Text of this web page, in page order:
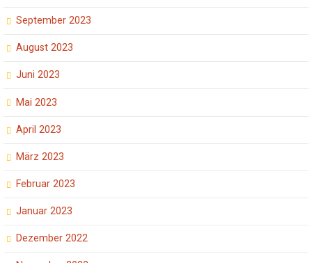
September 2023
August 2023
Juni 2023
Mai 2023
April 2023
März 2023
Februar 2023
Januar 2023
Dezember 2022